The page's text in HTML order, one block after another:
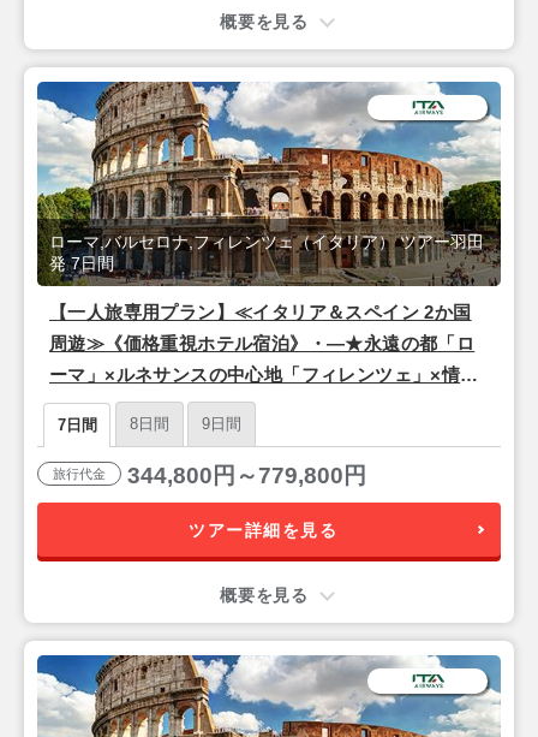
概要を見る
【一人旅専用プラン】≪イタリア＆スペイン 2か国
周遊≫《価格重視ホテル宿泊》・―★永遠の都「ロ
ーマ」×ルネサンスの中心地「フィレンツェ」×情熱
の街「バルセロナ」★―・7日間【羽田昼発/ITAエア
ウェイズ(東京-ローマ間直行便)】
ローマ,バルセロナ,フィレンツェ（イタリア） ツアー羽田
発 7日間
7日間 8日間 9日間
旅行代金 344,800円～779,800円
ツアー詳細を見る
概要を見る